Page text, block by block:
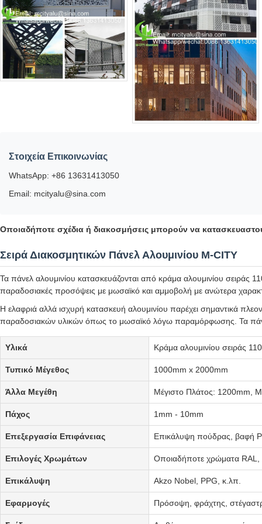
Στοιχεία Επικοινωνίας
WhatsApp: +86 13631413050
Email: mcityalu@sina.com
Οποιαδήποτε σχέδια ή διακοσμήσεις μπορούν να
Σειρά Διακοσμητικών Πάνελ Αλουμινίου M-CITY
Τα πάνελ αλουμινίου κατασκευάζονται από κράμα αλουμινίου σειράς
παραδοσιακές προσόψεις με μωσαϊκό και αμμοβολή με ανώτερα
Η ελαφριά αλλά ισχυρή κατασκευή αλουμινίου παρέχει σημαντικά
παραδοσιακών υλικών όπως το μωσαϊκό λόγω παραμόρφωσης. Τα
Υλικά Κράμα αλουμινίου σειράς
Τυπικό Μέγεθος 1000mm x 2000mm
Άλλα Μεγέθη Μέγιστο Πλάτος: 1200mm,
Πάχος 1mm - 10mm
Επεξεργασία Επιφάνειας Επικάλυψη πούδρας, βαφή
Επιλογές Χρωμάτων Οποιαδήποτε χρώματα
Επικάλυψη Akzo Nobel, PPG, κ.λπ.
Εφαρμογές Πρόσοψη, φράχτης,